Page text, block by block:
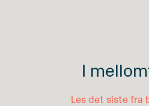
I
Les det siste fra